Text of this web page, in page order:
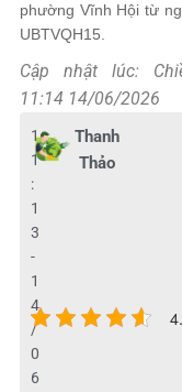
phường Vĩnh Hội từ
UBTVQH15.
Cập nhật lúc:
11:14 14/06/2026
Thanh
Thảo
1
1
:
1
3
-
1
4
/
0
6